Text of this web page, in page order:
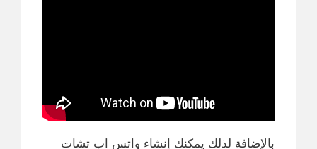
بالإضافة لذلك يمكنك إنشاء واتس اب تشات